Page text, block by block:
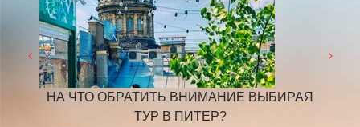
​НА ЧТО ОБРАТИТЬ ВНИМАНИЕ ВЫБИРАЯ
ТУР В ПИТЕР?